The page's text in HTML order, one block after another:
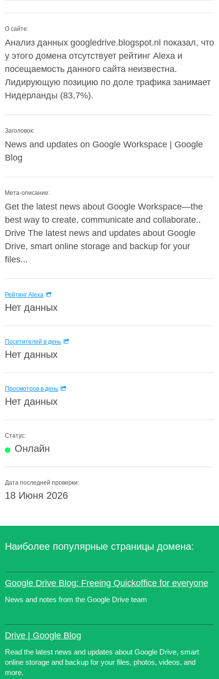
О сайте:
Анализ данных googledrive.blogspot.nl показал, что
у этого домена отсутствует рейтинг Alexa и
посещаемость данного сайта неизвестна.
Лидирующую позицию по доле трафика занимает
Нидерланды (83,7%).
Заголовок:
News and updates on Google Workspace | Google
Blog
Мета-описание:
Get the latest news about Google Workspace—the
best way to create, communicate and collaborate..
Drive The latest news and updates about Google
Drive, smart online storage and backup for your
files...
Рейтинг Alexa
Нет данных
Посетителей в день
Нет данных
Просмотров в день
Нет данных
Статус:
Онлайн
Дата последней проверки:
18 Июня 2026
Наиболее популярные страницы домена:
Google Drive Blog: Freeing Quickoffice for everyone
News and notes from the Google Drive team
Drive | Google Blog
Read the latest news and updates about Google Drive, smart
online storage and backup for your files, photos, videos, and
more.